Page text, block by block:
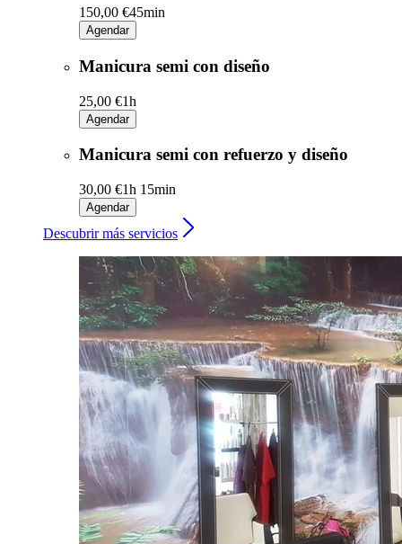
150,00 €45min
Agendar
Manicura semi con diseño
25,00 €1h
Agendar
Manicura semi con refuerzo y diseño
30,00 €1h 15min
Agendar
Descubrir más servicios